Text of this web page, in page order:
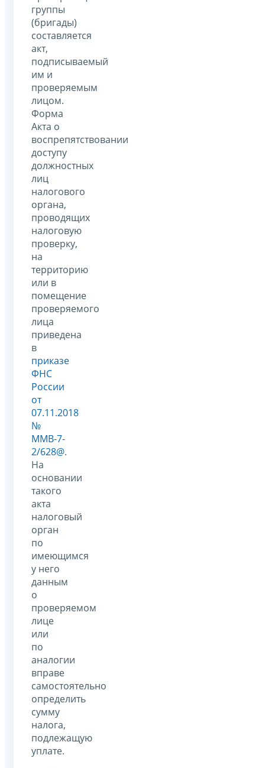
группы
(бригады)
составляется
акт,
подписываемый
им и
проверяемым
лицом.
Форма
Акта о
воспрепятствовании
доступу
должностных
лиц
налогового
органа,
проводящих
налоговую
проверку,
на
территорию
или в
помещение
проверяемого
лица
приведена
в
приказе
ФНС
России
от
07.11.2018
№
ММВ-7-
2/628@.
На
основании
такого
акта
налоговый
орган
по
имеющимся
у него
данным
о
проверяемом
лице
или
по
аналогии
вправе
самостоятельно
определить
сумму
налога,
подлежащую
уплате.